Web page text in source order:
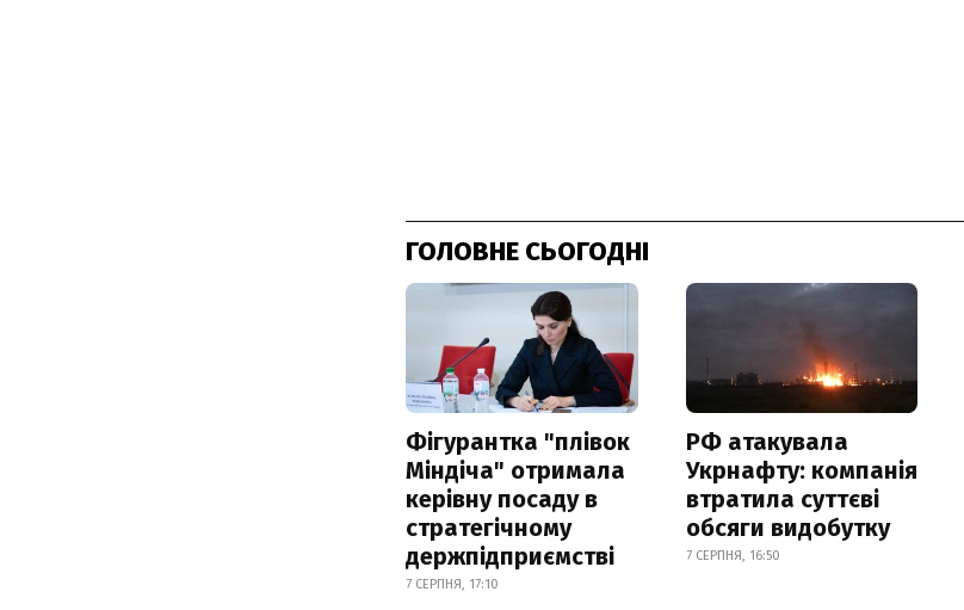
ГОЛОВНЕ СЬОГОДНІ
Фігурантка "плівок
Міндіча" отримала
керівну посаду в
стратегічному
держпідприємстві
7 СЕРПНЯ, 17:10
РФ атакувала
Укрнафту: компанія
втратила суттєві
обсяги видобутку
7 СЕРПНЯ, 16:50